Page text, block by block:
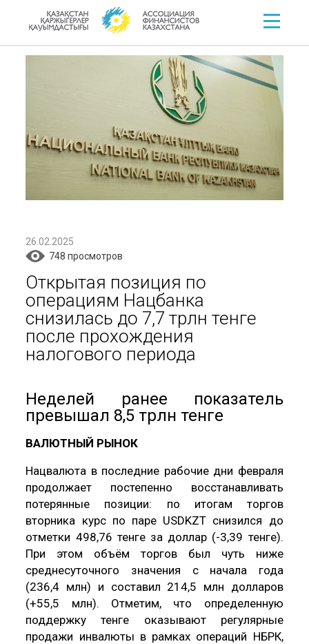
26.02.2025
748 просмотров
Открытая позиция по
операциям Нацбанка
снизилась до 7,7 трлн тенге
после прохождения
налогового периода
Неделей ранее показатель
превышал 8,5 трлн тенге
ВАЛЮТНЫЙ РЫНОК
Нацвалюта в последние рабочие дни февраля
продолжает постепенно восстанавливать
потерянные позиции: по итогам торгов
вторника курс по паре USDKZT снизился до
отметки 498,76 тенге за доллар (-3,39 тенге).
При этом объём торгов был чуть ниже
среднесуточного значения с начала года
(236,4 млн) и составил 214,5 млн долларов
(+55,5 млн). Отметим, что определенную
поддержку тенге оказывают регулярные
продажи инвалюты в рамках операций НБРК,